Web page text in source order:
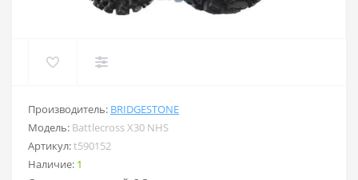
Производитель: BRIDGESTONE
Модель: Battlecross X30 NHS
Артикул:t590152
Наличие: 1